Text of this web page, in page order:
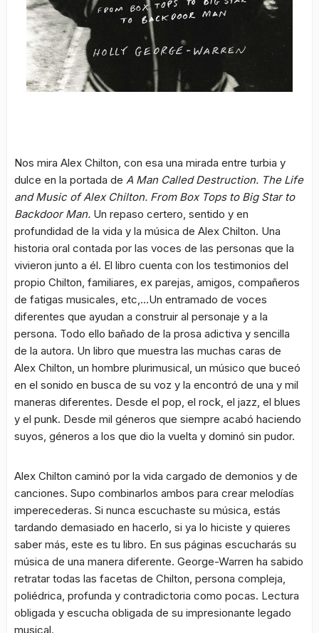
Nos mira Alex Chilton, con esa una mirada entre turbia y
dulce en la portada de A Man Called Destruction. The Life
and Music of Alex Chilton. From Box Tops to Big Star to
Backdoor Man. Un repaso certero, sentido y en
profundidad de la vida y la música de Alex Chilton. Una
historia oral contada por las voces de las personas que la
vivieron junto a él. El libro cuenta con los testimonios del
propio Chilton, familiares, ex parejas, amigos, compañeros
de fatigas musicales, etc,…Un entramado de voces
diferentes que ayudan a construir al personaje y a la
persona. Todo ello bañado de la prosa adictiva y sencilla
de la autora. Un libro que muestra las muchas caras de
Alex Chilton, un hombre plurimusical, un músico que buceó
en el sonido en busca de su voz y la encontró de una y mil
maneras diferentes. Desde el pop, el rock, el jazz, el blues
y el punk. Desde mil géneros que siempre acabó haciendo
suyos, géneros a los que dio la vuelta y dominó sin pudor.
Alex Chilton caminó por la vida cargado de demonios y de
canciones. Supo combinarlos ambos para crear melodías
imperecederas. Si nunca escuchaste su música, estás
tardando demasiado en hacerlo, si ya lo hiciste y quieres
saber más, este es tu libro. En sus páginas escucharás su
música de una manera diferente. George-Warren ha sabido
retratar todas las facetas de Chilton, persona compleja,
poliédrica, profunda y contradictoria como pocas. Lectura
obligada y escucha obligada de su impresionante legado
musical.